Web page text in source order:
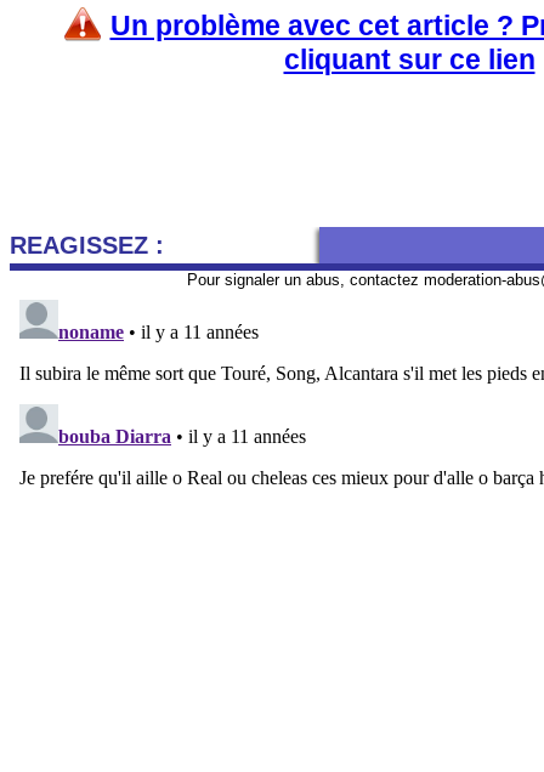
Un problème avec cet article ?
cliquant sur ce lien
REAGISSEZ :
Pour signaler un abus, contactez moderation-